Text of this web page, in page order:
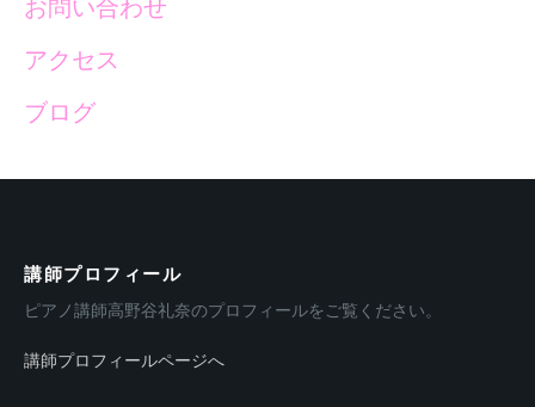
お問い合わせ
アクセス
ブログ
講師プロフィール
ピアノ講師高野谷礼奈のプロフィールをご覧ください。
講師プロフィールページへ